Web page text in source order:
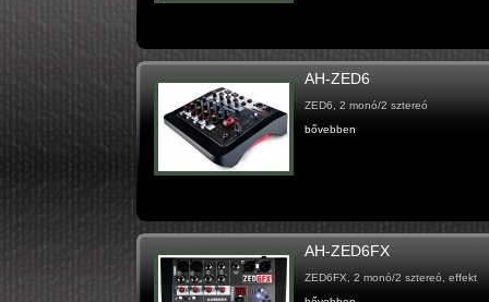
AH-ZED6
ZED6, 2 monó/2 sztereó
bővebben
AH-ZED6FX
ZED6FX, 2 monó/2 sztereó, effekt